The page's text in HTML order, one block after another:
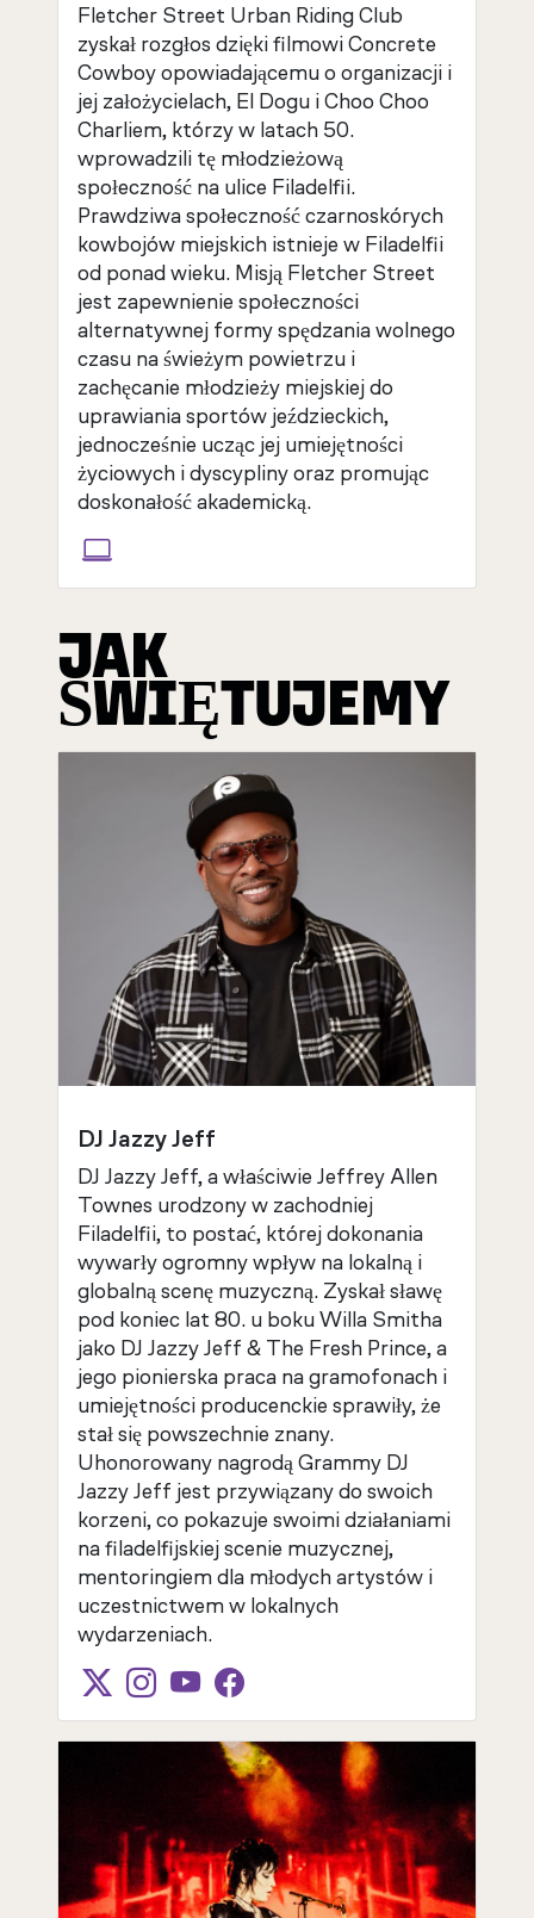
Fletcher Street Urban Riding Club
zyskał rozgłos dzięki filmowi Concrete
Cowboy opowiadającemu o organizacji i
jej założycielach, El Dogu i Choo Choo
Charliem, którzy w latach 50.
wprowadzili tę młodzieżową
społeczność na ulice Filadelfii.
Prawdziwa społeczność czarnoskórych
kowbojów miejskich istnieje w Filadelfii
od ponad wieku. Misją Fletcher Street
jest zapewnienie społeczności
alternatywnej formy spędzania wolnego
czasu na świeżym powietrzu i
zachęcanie młodzieży miejskiej do
uprawiania sportów jeździeckich,
jednocześnie ucząc jej umiejętności
życiowych i dyscypliny oraz promując
doskonałość akademicką.
JAK
ŚWIĘTUJEMY
DJ Jazzy Jeff
DJ Jazzy Jeff, a właściwie Jeffrey Allen
Townes urodzony w zachodniej
Filadelfii, to postać, której dokonania
wywarły ogromny wpływ na lokalną i
globalną scenę muzyczną. Zyskał sławę
pod koniec lat 80. u boku Willa Smitha
jako DJ Jazzy Jeff & The Fresh Prince, a
jego pionierska praca na gramofonach i
umiejętności producenckie sprawiły, że
stał się powszechnie znany.
Uhonorowany nagrodą Grammy DJ
Jazzy Jeff jest przywiązany do swoich
korzeni, co pokazuje swoimi działaniami
na filadelfijskiej scenie muzycznej,
mentoringiem dla młodych artystów i
uczestnictwem w lokalnych
wydarzeniach.